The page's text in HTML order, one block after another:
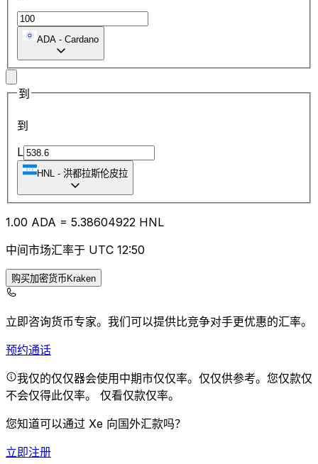
ADA - Cardano
到
到
L
HNL - 洪都拉斯伦皮拉
1.00 ADA = 5.38604922 HNL
中间市场汇率于 UTC 12:50
购买加密货币Kraken
立即咨询货币专家。 我们可以提供比竞争对手更优惠的汇率。
预约通话
我仅的仅仅器会使用中期市仅仅率。仅仅供参考。您仅款仅
不会仅得此仅率。 仅看仅款仅率。
您知道可以通过 Xe 向国外汇款吗？
立即注册